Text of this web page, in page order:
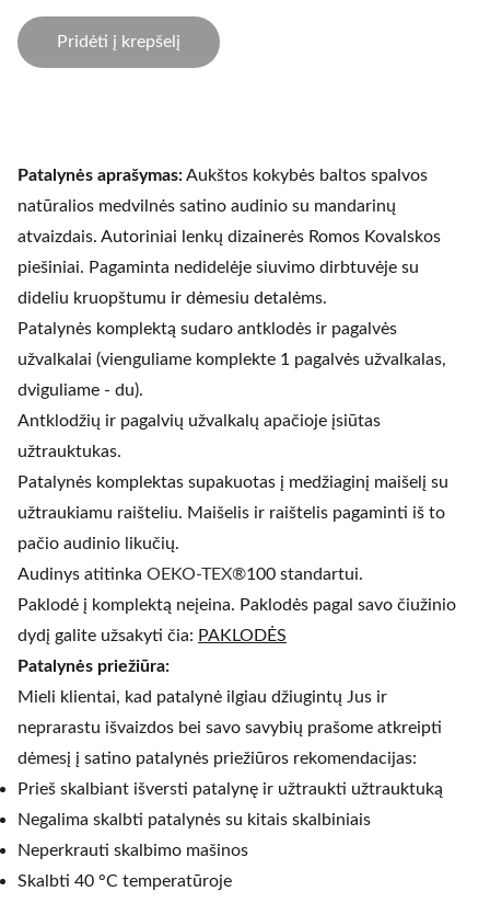
Pridėti į krepšelį
Patalynės aprašymas:Aukštos kokybės baltos spalvos
natūralios medvilnės satino audinio su mandarinų
atvaizdais. Autoriniai lenkų dizainerės Romos Kovalskos
piešiniai. Pagaminta nedidelėje siuvimo dirbtuvėje su
dideliu kruopštumu ir dėmesiu detalėms.
Patalynės komplektą sudaro antklodės ir pagalvės
užvalkalai (vienguliame komplekte 1 pagalvės užvalkalas,
dviguliame - du).
Antklodžių ir pagalvių užvalkalų apačioje įsiūtas
užtrauktukas.
Patalynės komplektas supakuotas į medžiaginį maišelį su
užtraukiamu raišteliu. Maišelis ir raištelis pagaminti iš to
pačio audinio likučių.
Audinys atitinka OEKO-TEX®100 standartui.
Paklodė į komplektą neįeina. Paklodės pagal savo čiužinio
dydį galite užsakyti čia: PAKLODĖS
Patalynės priežiūra:
Mieli klientai, kad patalynė ilgiau džiugintų Jus ir
neprarastu išvaizdos bei savo savybių prašome atkreipti
dėmesį į satino patalynės priežiūros rekomendacijas:
Prieš skalbiant išversti patalynę ir užtraukti užtrauktuką
Negalima skalbti patalynės su kitais skalbiniais
Neperkrauti skalbimo mašinos
Skalbti 40 °C temperatūroje